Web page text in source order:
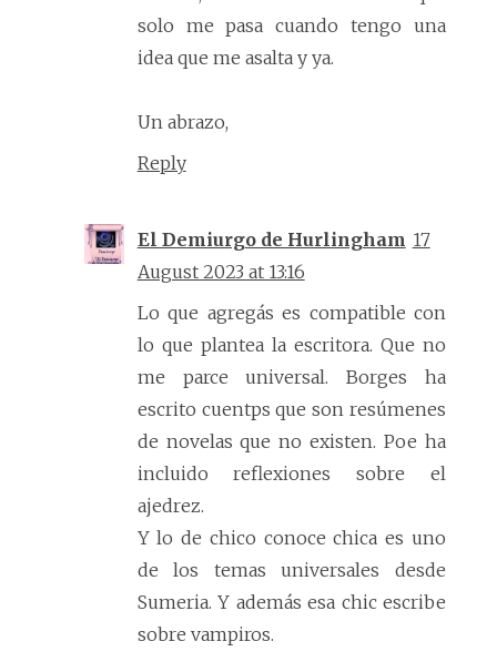
solo me pasa cuando tengo una
idea que me asalta y ya.
Un abrazo,
Reply
El Demiurgo de Hurlingham 17
August 2023 at 13:16
Lo que agregás es compatible con
lo que plantea la escritora. Que no
me parce universal. Borges ha
escrito cuentps que son resúmenes
de novelas que no existen. Poe ha
incluido reflexiones sobre el
ajedrez.
Y lo de chico conoce chica es uno
de los temas universales desde
Sumeria. Y además esa chic escribe
sobre vampiros.